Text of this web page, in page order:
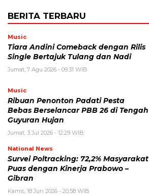
BERITA TERBARU
Music
Tiara Andini Comeback dengan Rilis
Single Bertajuk Tulang dan Nadi
Jumat, 7 Agu 2026 - 09:31 WIB
Music
Ribuan Penonton Padati Pesta
Bebas Berselancar PBB 26 di Tengah
Guyuran Hujan
Jumat, 3 Jul 2026 - 12:29 WIB
National News
Survei Poltracking: 72,2% Masyarakat
Puas dengan Kinerja Prabowo –
Gibran
Kamis, 18 Jun 2026 - 20:58 WIB